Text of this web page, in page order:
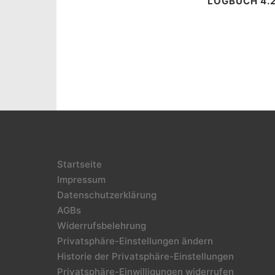
Startseite
Impressum
Datenschutzerklärung
AGBs
Widerrufsbelehrung
Privatsphäre-Einstellungen ändern
Historie der Privatsphäre-Einstellungen
Privatsphäre-Einwilligungen widerrufen